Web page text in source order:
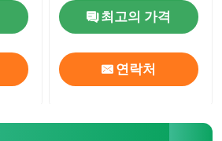
최고의 가격
연락처